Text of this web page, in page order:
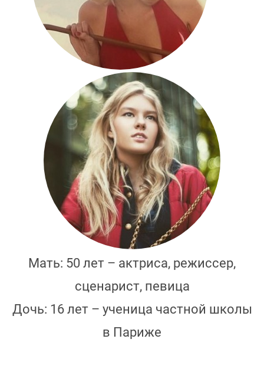
Мать: 50 лет – актриса, режиссер,
сценарист, певица
Дочь: 16 лет – ученица частной школы
в Париже